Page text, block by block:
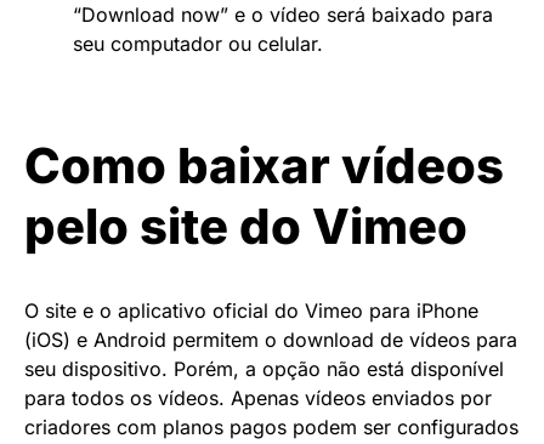
“Download now” e o vídeo será baixado para
seu computador ou celular.
Como baixar vídeos
pelo site do Vimeo
O site e o aplicativo oficial do Vimeo para iPhone
(iOS) e Android permitem o download de vídeos para
seu dispositivo. Porém, a opção não está disponível
para todos os vídeos. Apenas vídeos enviados por
criadores com planos pagos podem ser configurados